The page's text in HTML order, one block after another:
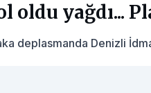
oldu yağdı...
deplasmanda Denizli